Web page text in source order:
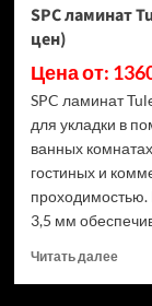
SPC ламинат
цен)
Цена от:
SPC ламинат
для укладки в
ванных
гостиных и
3,5 мм
Читать далее